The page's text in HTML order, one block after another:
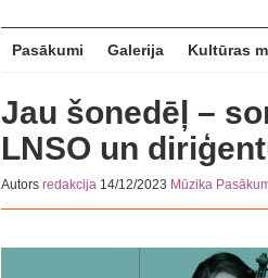
Pasākumi Galerija Kultūras
Jau šonedēļ –
LNSO un
Autors redakcija 14/12/2023 Mūzika